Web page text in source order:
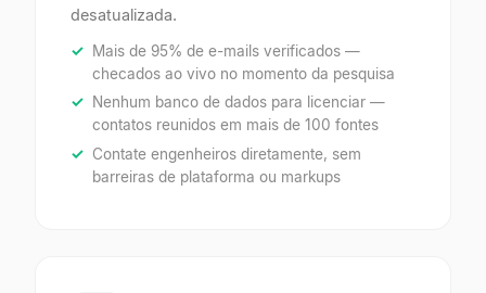
desatualizada.
Mais de 95% de e-mails verificados —
checados ao vivo no momento da pesquisa
Nenhum banco de dados para licenciar —
contatos reunidos em mais de 100 fontes
Contate engenheiros diretamente, sem
barreiras de plataforma ou markups